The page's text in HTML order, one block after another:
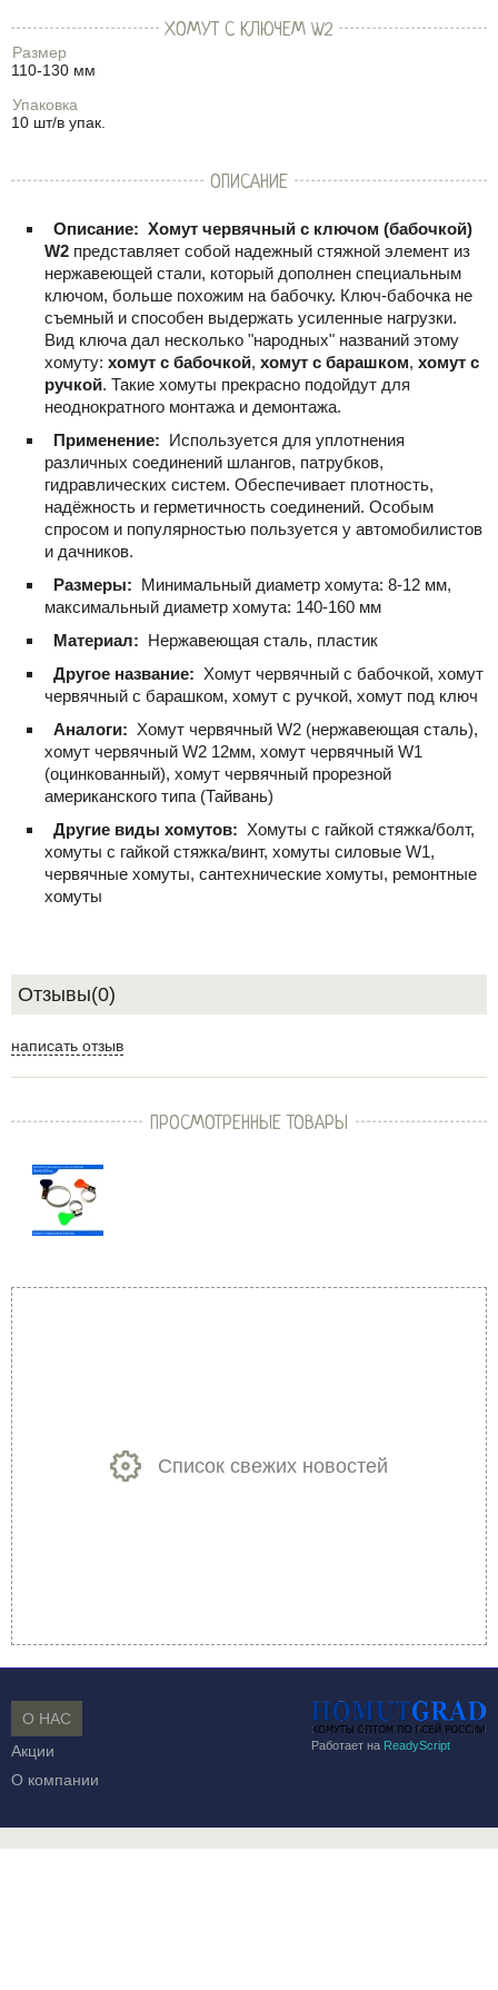
ХОМУТ С КЛЮЧЕМ W2
Размер
110-130 мм
Упаковка
10 шт/в упак.
ОПИСАНИЕ
Описание: Хомут червячный с ключом (бабочкой)
W2 представляет собой надежный стяжной элемент из
нержавеющей стали, который дополнен специальным
ключом, больше похожим на бабочку. Ключ-бабочка не
съемный и способен выдержать усиленные нагрузки.
Вид ключа дал несколько "народных" названий этому
хомуту: хомут с бабочкой, хомут с барашком, хомут с
ручкой. Такие хомуты прекрасно подойдут для
неоднократного монтажа и демонтажа.
Применение: Используется для уплотнения
различных соединений шлангов, патрубков,
гидравлических систем. Обеспечивает плотность,
надёжность и герметичность соединений. Особым
спросом и популярностью пользуется у автомобилистов
и дачников.
Размеры: Минимальный диаметр хомута: 8-12 мм,
максимальный диаметр хомута: 140-160 мм
Материал: Нержавеющая сталь, пластик
Другое название: Хомут червячный с бабочкой, хомут
червячный с барашком, хомут с ручкой, хомут под ключ
Аналоги: Хомут червячный W2 (нержавеющая сталь),
хомут червячный W2 12мм, хомут червячный W1
(оцинкованный), хомут червячный прорезной
американского типа (Тайвань)
Другие виды хомутов: Хомуты с гайкой стяжка/болт,
хомуты с гайкой стяжка/винт, хомуты силовые W1,
червячные хомуты, сантехнические хомуты, ремонтные
хомуты
Отзывы(0)
написать отзыв
ПРОСМОТРЕННЫЕ ТОВАРЫ
Список свежих новостей
Работает на ReadyScript
О НАС
Акции
О компании